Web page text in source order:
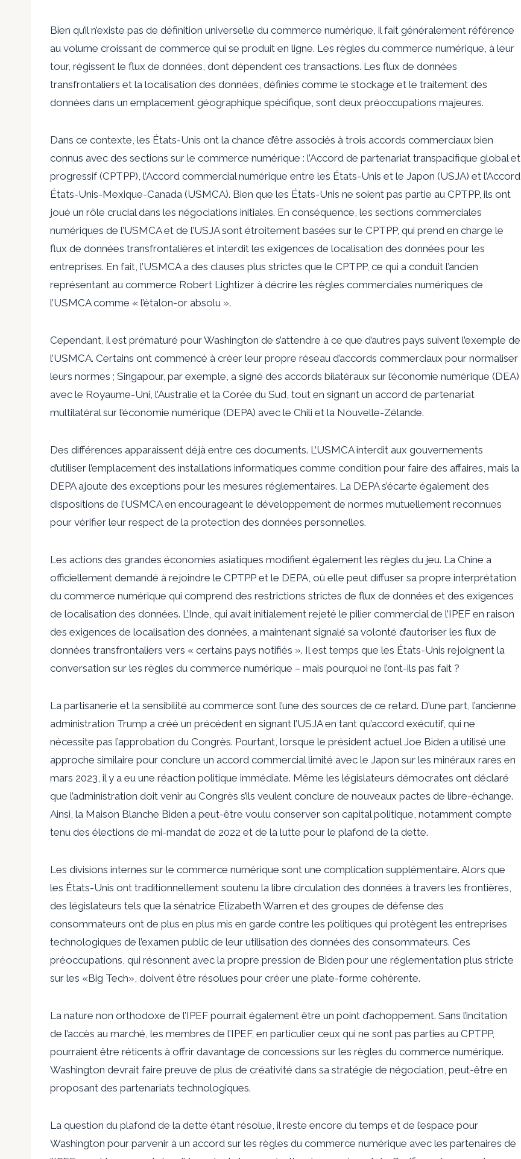
Bien qu’il n’existe pas de définition universelle du commerce numérique, il fait généralement référence
au volume croissant de commerce qui se produit en ligne. Les règles du commerce numérique, à leur
tour, régissent le flux de données, dont dépendent ces transactions. Les flux de données
transfrontaliers et la localisation des données, définies comme le stockage et le traitement des
données dans un emplacement géographique spécifique, sont deux préoccupations majeures.
Dans ce contexte, les États-Unis ont la chance d’être associés à trois accords commerciaux bien
connus avec des sections sur le commerce numérique : l’Accord de partenariat transpacifique global et
progressif (CPTPP), l’Accord commercial numérique entre les États-Unis et le Japon (USJA) et l’Accord
États-Unis-Mexique-Canada (USMCA). Bien que les États-Unis ne soient pas partie au CPTPP, ils ont
joué un rôle crucial dans les négociations initiales. En conséquence, les sections commerciales
numériques de l’USMCA et de l’USJA sont étroitement basées sur le CPTPP, qui prend en charge le
flux de données transfrontalières et interdit les exigences de localisation des données pour les
entreprises. En fait, l’USMCA a des clauses plus strictes que le CPTPP, ce qui a conduit l’ancien
représentant au commerce Robert Lightizer à décrire les règles commerciales numériques de
l’USMCA comme « l’étalon-or absolu ».
Cependant, il est prématuré pour Washington de s’attendre à ce que d’autres pays suivent l’exemple de
l’USMCA. Certains ont commencé à créer leur propre réseau d’accords commerciaux pour normaliser
leurs normes ; Singapour, par exemple, a signé des accords bilatéraux sur l’économie numérique (DEA)
avec le Royaume-Uni, l’Australie et la Corée du Sud, tout en signant un accord de partenariat
multilatéral sur l’économie numérique (DEPA) avec le Chili et la Nouvelle-Zélande.
Des différences apparaissent déjà entre ces documents. L’USMCA interdit aux gouvernements
d’utiliser l’emplacement des installations informatiques comme condition pour faire des affaires, mais la
DEPA ajoute des exceptions pour les mesures réglementaires. La DEPA s’écarte également des
dispositions de l’USMCA en encourageant le développement de normes mutuellement reconnues
pour vérifier leur respect de la protection des données personnelles.
Les actions des grandes économies asiatiques modifient également les règles du jeu. La Chine a
officiellement demandé à rejoindre le CPTPP et le DEPA, où elle peut diffuser sa propre interprétation
du commerce numérique qui comprend des restrictions strictes de flux de données et des exigences
de localisation des données. L’Inde, qui avait initialement rejeté le pilier commercial de l’IPEF en raison
des exigences de localisation des données, a maintenant signalé sa volonté d’autoriser les flux de
données transfrontaliers vers « certains pays notifiés ». Il est temps que les États-Unis rejoignent la
conversation sur les règles du commerce numérique – mais pourquoi ne l’ont-ils pas fait ?
La partisanerie et la sensibilité au commerce sont l’une des sources de ce retard. D’une part, l’ancienne
administration Trump a créé un précédent en signant l’USJA en tant qu’accord exécutif, qui ne
nécessite pas l’approbation du Congrès. Pourtant, lorsque le président actuel Joe Biden a utilisé une
approche similaire pour conclure un accord commercial limité avec le Japon sur les minéraux rares en
mars 2023, il y a eu une réaction politique immédiate. Même les législateurs démocrates ont déclaré
que l’administration doit venir au Congrès s’ils veulent conclure de nouveaux pactes de libre-échange.
Ainsi, la Maison Blanche Biden a peut-être voulu conserver son capital politique, notamment compte
tenu des élections de mi-mandat de 2022 et de la lutte pour le plafond de la dette.
Les divisions internes sur le commerce numérique sont une complication supplémentaire. Alors que
les États-Unis ont traditionnellement soutenu la libre circulation des données à travers les frontières,
des législateurs tels que la sénatrice Elizabeth Warren et des groupes de défense des
consommateurs ont de plus en plus mis en garde contre les politiques qui protègent les entreprises
technologiques de l’examen public de leur utilisation des données des consommateurs. Ces
préoccupations, qui résonnent avec la propre pression de Biden pour une réglementation plus stricte
sur les «Big Tech», doivent être résolues pour créer une plate-forme cohérente.
La nature non orthodoxe de l’IPEF pourrait également être un point d’achoppement. Sans l’incitation
de l’accès au marché, les membres de l’IPEF, en particulier ceux qui ne sont pas parties au CPTPP,
pourraient être réticents à offrir davantage de concessions sur les règles du commerce numérique.
Washington devrait faire preuve de plus de créativité dans sa stratégie de négociation, peut-être en
proposant des partenariats technologiques.
La question du plafond de la dette étant résolue, il reste encore du temps et de l’espace pour
Washington pour parvenir à un accord sur les règles du commerce numérique avec les partenaires de